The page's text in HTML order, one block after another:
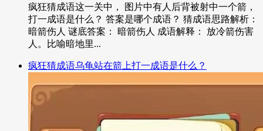
疯狂猜成语这一关中， 图片中有人后背被射中一个箭，
打一成语是什么？ 答案是哪个成语？ 猜成语思路解析：
暗箭伤人 谜底答案： 暗箭伤人 成语解释： 放冷箭伤害
人。比喻暗地里...
疯狂猜成语乌龟站在箭上打一成语是什么？